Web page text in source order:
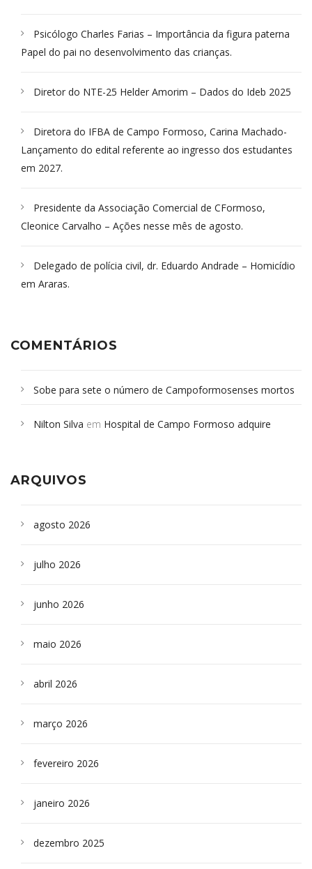
Psicólogo Charles Farias – Importância da figura paterna
Papel do pai no desenvolvimento das crianças.
Diretor do NTE-25 Helder Amorim – Dados do Ideb 2025
Diretora do IFBA de Campo Formoso, Carina Machado-
Lançamento do edital referente ao ingresso dos estudantes
em 2027.
Presidente da Associação Comercial de CFormoso,
Cleonice Carvalho – Ações nesse mês de agosto.
Delegado de polícia civil, dr. Eduardo Andrade – Homicídio
em Araras.
COMENTÁRIOS
Sobe para sete o número de Campoformosenses mortos
Campoformosenses que morreram em desabamentos são
Nilton Silva em Hospital de Campo Formoso adquire
ARQUIVOS
agosto 2026
julho 2026
junho 2026
maio 2026
abril 2026
março 2026
fevereiro 2026
janeiro 2026
dezembro 2025